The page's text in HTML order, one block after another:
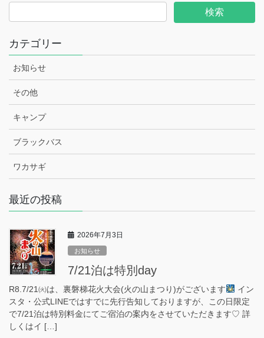
カテゴリー
お知らせ
その他
キャンプ
ブラックバス
ワカサギ
最近の投稿
2026年7月3日
お知らせ
7/21泊は特別day
R8.7/21㈫は、裏磐梯花火大会(火の山まつり)がございます
イン
スタ・公式LINEではすでに先行告知しておりますが、この日限定
で7/21泊は特別料金にてご宿泊の案内をさせていただきます♡ 詳
しくはイ […]